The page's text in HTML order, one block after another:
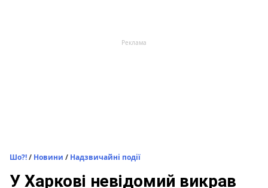
Шо?!/ Новини / Надзвичайні події
У Харкові невідомий викрав